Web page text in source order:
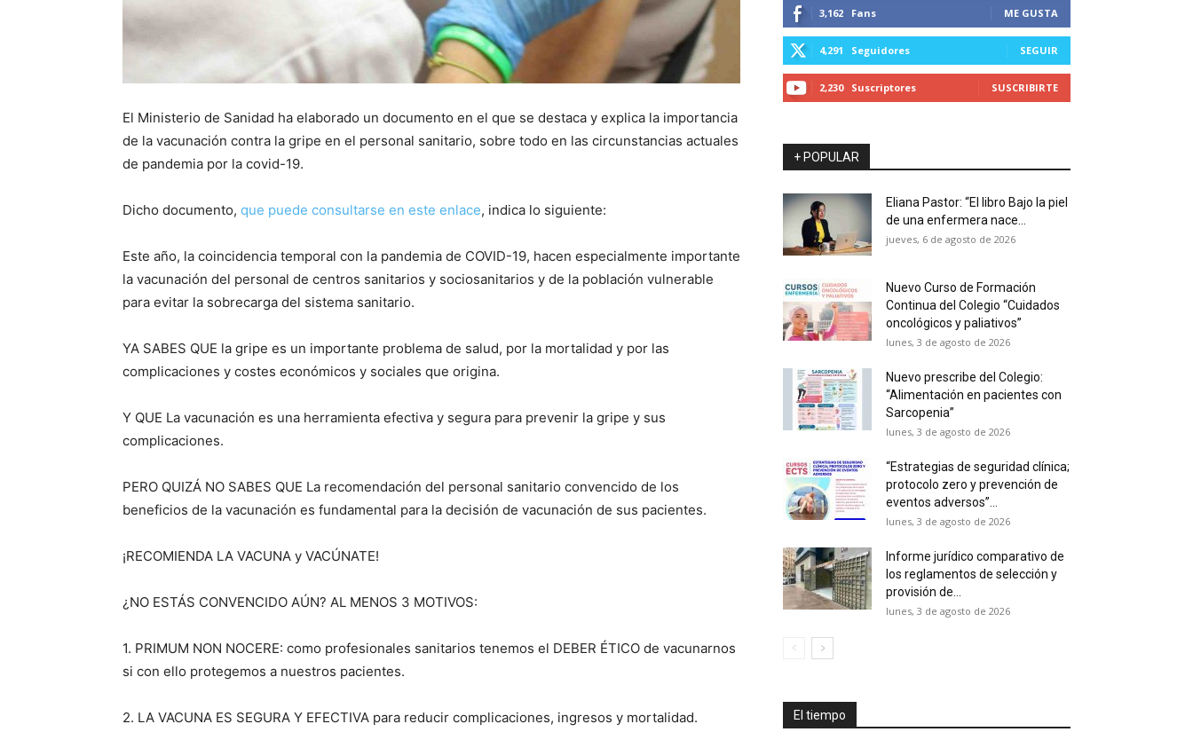
El Ministerio de Sanidad ha elaborado un documento en el que se destaca y explica la importancia
de la vacunación contra la gripe en el personal sanitario, sobre todo en las circunstancias actuales
de pandemia por la covid-19.
Dicho documento, que puede consultarse en este enlace, indica lo siguiente:
Este año, la coincidencia temporal con la pandemia de COVID-19, hacen especialmente importante
la vacunación del personal de centros sanitarios y sociosanitarios y de la población vulnerable
para evitar la sobrecarga del sistema sanitario.
YA SABES QUE la gripe es un importante problema de salud, por la mortalidad y por las
complicaciones y costes económicos y sociales que origina.
Y QUE La vacunación es una herramienta efectiva y segura para prevenir la gripe y sus
complicaciones.
PERO QUIZÁ NO SABES QUE La recomendación del personal sanitario convencido de los
beneficios de la vacunación es fundamental para la decisión de vacunación de sus pacientes.
¡RECOMIENDA LA VACUNA y VACÚNATE!
¿NO ESTÁS CONVENCIDO AÚN? AL MENOS 3 MOTIVOS:
1. PRIMUM NON NOCERE: como profesionales sanitarios tenemos el DEBER ÉTICO de vacunarnos
si con ello protegemos a nuestros pacientes.
2. LA VACUNA ES SEGURA Y EFECTIVA para reducir complicaciones, ingresos y mortalidad.
3,162 Fans ME GUSTA
4,291 Seguidores SEGUIR
2,230 Suscriptores SUSCRIBIRTE
+ POPULAR
Eliana Pastor: “El libro Bajo la piel
de una enfermera nace...
jueves, 6 de agosto de 2026
Nuevo Curso de Formación
Continua del Colegio “Cuidados
oncológicos y paliativos”
lunes, 3 de agosto de 2026
Nuevo prescribe del Colegio:
“Alimentación en pacientes con
Sarcopenia”
lunes, 3 de agosto de 2026
“Estrategias de seguridad clínica;
protocolo zero y prevención de
eventos adversos”...
lunes, 3 de agosto de 2026
Informe jurídico comparativo de
los reglamentos de selección y
provisión de...
lunes, 3 de agosto de 2026
El tiempo